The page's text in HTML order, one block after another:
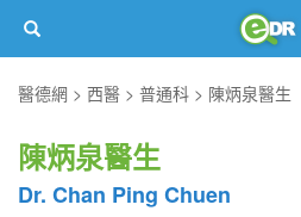
醫德網
西醫 普通科 陳炳泉醫生
陳炳泉醫生
Dr. Chan Ping Chuen